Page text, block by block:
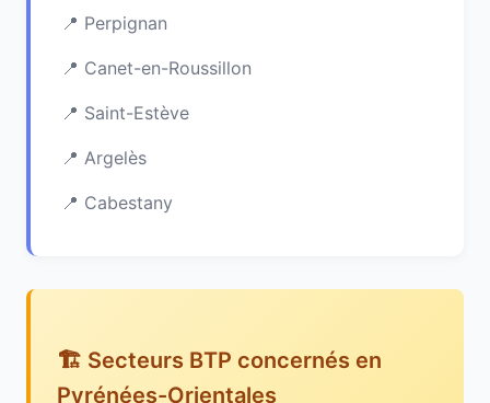
Perpignan
Canet-en-Roussillon
Saint-Estève
Argelès
Cabestany
🏗️ Secteurs BTP concernés en
Pyrénées-Orientales